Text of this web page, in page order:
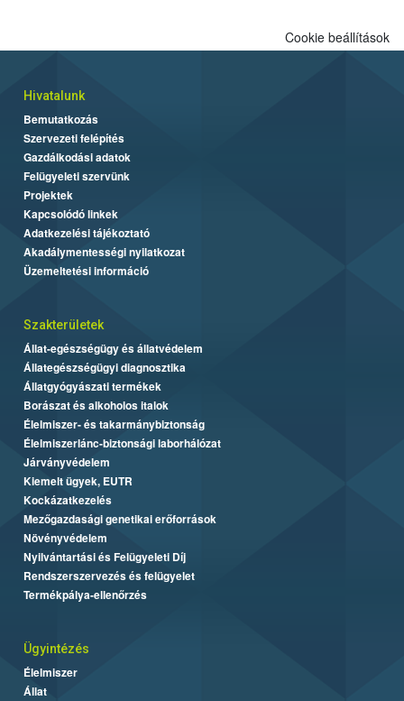
Cookie beállítások
Hivatalunk
Bemutatkozás
Szervezeti felépítés
Gazdálkodási adatok
Felügyeleti szervünk
Projektek
Kapcsolódó linkek
Adatkezelési tájékoztató
Akadálymentességi nyilatkozat
Üzemeltetési információ
Szakterületek
Állat-egészségügy és állatvédelem
Állategészségügyi diagnosztika
Állatgyógyászati termékek
Borászat és alkoholos italok
Élelmiszer- és takarmánybiztonság
Élelmiszerlánc-biztonsági laborhálózat
Járványvédelem
Kiemelt ügyek, EUTR
Kockázatkezelés
Mezőgazdasági genetikai erőforrások
Növényvédelem
Nyilvántartási és Felügyeleti Díj
Rendszerszervezés és felügyelet
Termékpálya-ellenőrzés
Ügyintézés
Élelmiszer
Állat